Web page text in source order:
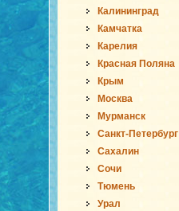
Калининград
Камчатка
Карелия
Красная Поляна
Крым
Москва
Мурманск
Санкт-Петербург
Сахалин
Сочи
Тюмень
Урал